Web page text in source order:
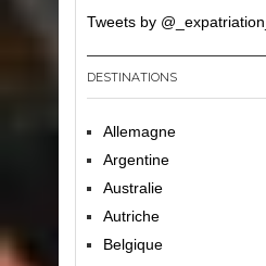
Tweets by @_expatriation_
DESTINATIONS
Allemagne
Argentine
Australie
Autriche
Belgique